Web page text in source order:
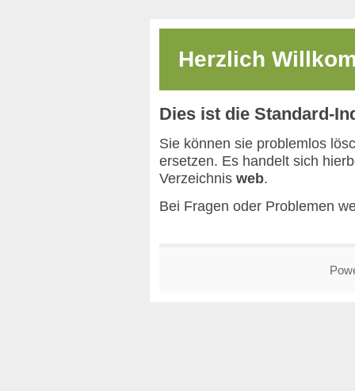
Herzlich
Dies ist die Standard-
Sie können sie problemlos
ersetzen. Es handelt sich
Verzeichnis web.
Bei Fragen oder Problemen